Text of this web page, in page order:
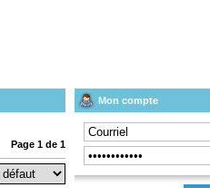
Page 1 de 1
Mon compte